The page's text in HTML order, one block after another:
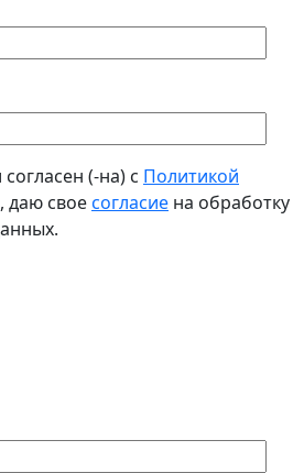
(-на) с Политикой
, даю своесогласие на обработку